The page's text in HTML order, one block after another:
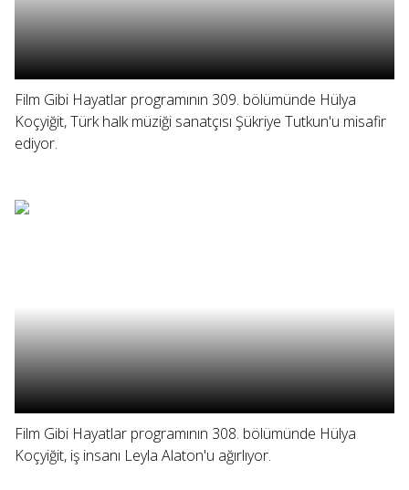
Film Gibi Hayatlar programının 309. bölümünde Hülya
Koçyiğit, Türk halk müziği sanatçısı Şükriye Tutkun'u misafir
ediyor.
Film Gibi Hayatlar programının 308. bölümünde Hülya
Koçyiğit, iş insanı Leyla Alaton'u ağırlıyor.